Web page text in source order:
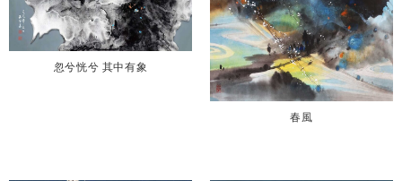
忽兮恍兮 其中有象
春風